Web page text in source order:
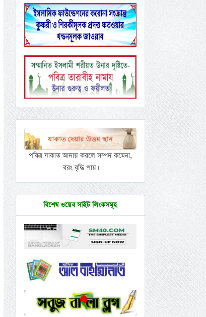
পবিত্র যাকাত আদায় করলে সম্পদ কমেনা,
বরং বৃদ্ধি পায়।
বিশেষ ওয়েব সাইট লিংকসমূহ